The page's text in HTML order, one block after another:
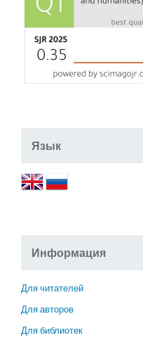
Язык
Информация
Для читателей
Для авторов
Для библиотек